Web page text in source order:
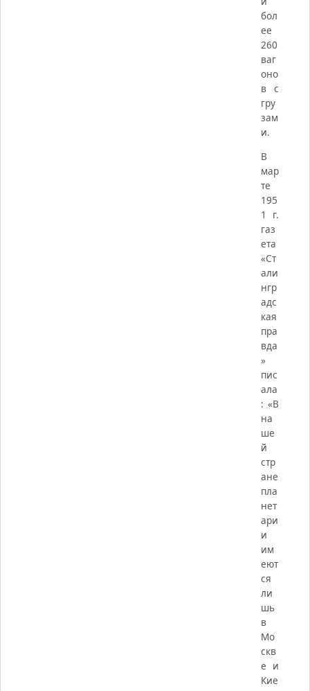
бол
ее
260
ваг
оно
в с
гру
зам
и.
В
мар
те
195
1 г.
газ
ета
«Ст
али
нгр
адс
кая
пра
вда
»
пис
ала
: «В
на
ше
й
стр
ане
пла
нет
ари
и
им
еют
ся
ли
шь
в
Мо
скв
е и
Кие